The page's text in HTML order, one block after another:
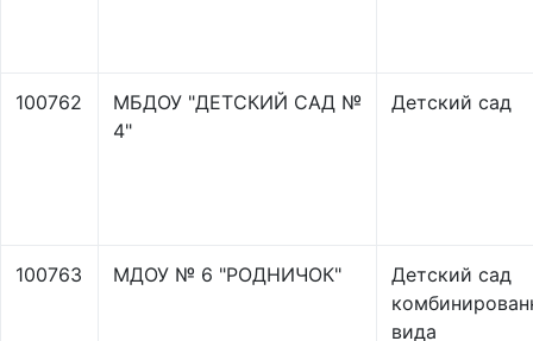
100762
МБДОУ "ДЕТСКИЙ САД №
4"
Детский сад
100763 МДОУ № 6 "РОДНИЧОК"
Детский сад
вида